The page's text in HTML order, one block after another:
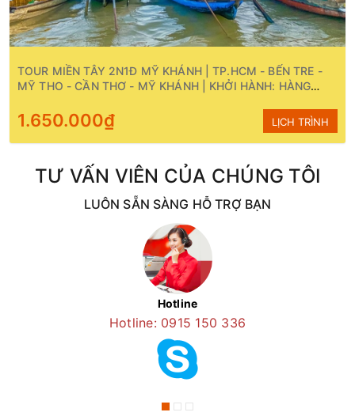
TOUR MIỀN TÂY 2N1Đ MỸ KHÁNH | TP.HCM - BẾN TRE -
MỸ THO - CẦN THƠ - MỸ KHÁNH | KHỞI HÀNH: HÀNG
1.650.000₫ LỊCH TRÌNH
TƯ VẤN VIÊN CỦA CHÚNG TÔI
LUÔN SẴN SÀNG HỖ TRỢ BẠN
Hotline
Hotline: 0915 150 336